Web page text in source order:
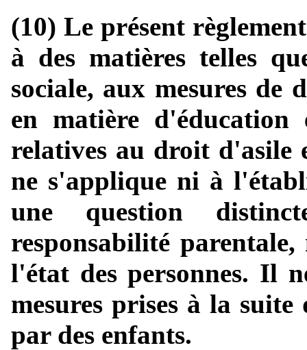
(10) Le présent
à des matières telles
sociale, aux mesures de
en matière
relatives au droit
ne s'applique ni à
une question
responsabilité
l'état des personnes. Il
mesures prises à la
par des enfants.